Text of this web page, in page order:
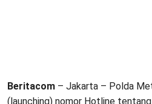
Beritacom – Jakarta – Polda
(launching) nomor Hotline